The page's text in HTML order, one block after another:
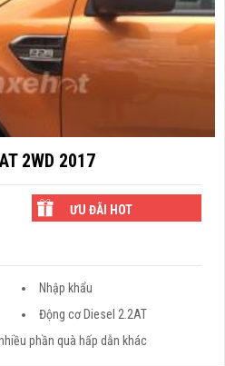
2WD 2017
ƯU ĐÃI HOT
Nhập khẩu
Động cơ Diesel 2.2AT
phần quà hấp dẫn khác